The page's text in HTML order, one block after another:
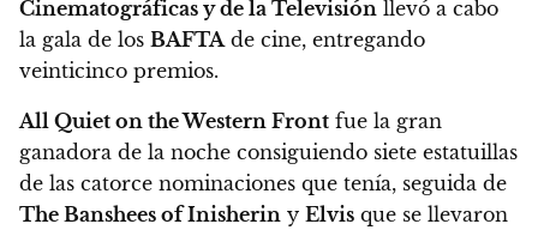
Cinematográficas y de la Televisión llevó a cabo
la gala de los BAFTAde cine, entregando
veinticinco premios.
All Quiet on the Western Front fue la gran
ganadora de la noche consiguiendo siete estatuillas
de las catorce nominaciones que tenía, seguida de
The Banshees of Inisherin y Elvis que se llevaron